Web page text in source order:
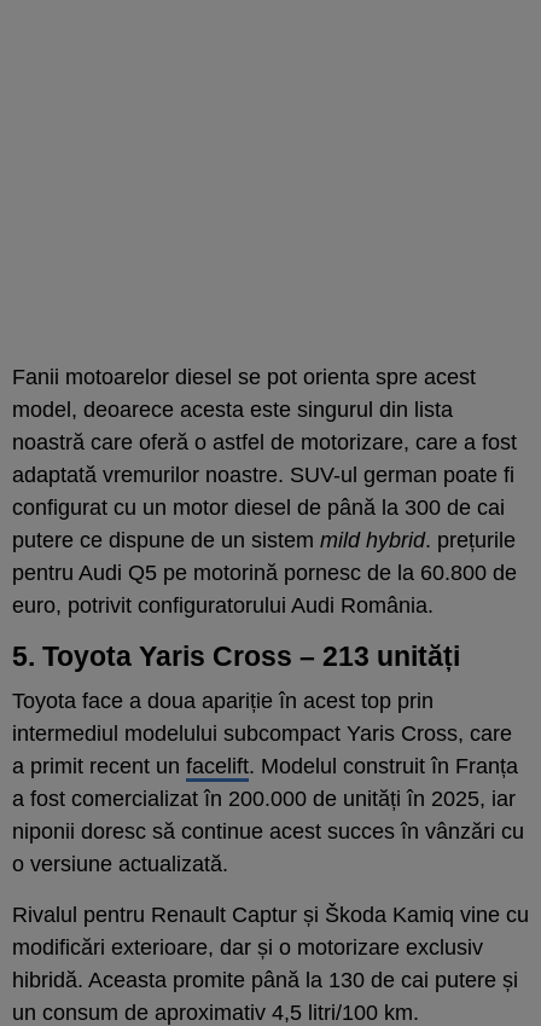
Fanii motoarelor diesel se pot orienta spre acest
model, deoarece acesta este singurul din lista
noastră care oferă o astfel de motorizare, care a fost
adaptată vremurilor noastre. SUV-ul german poate fi
configurat cu un motor diesel de până la 300 de cai
putere ce dispune de un sistem mild hybrid. prețurile
pentru Audi Q5 pe motorină pornesc de la 60.800 de
euro, potrivit configuratorului Audi România.
5. Toyota Yaris Cross – 213 unități
Toyota face a doua apariție în acest top prin
intermediul modelului subcompact Yaris Cross, care
a primit recent un facelift. Modelul construit în Franța
a fost comercializat în 200.000 de unități în 2025, iar
niponii doresc să continue acest succes în vânzări cu
o versiune actualizată.
Rivalul pentru Renault Captur și Škoda Kamiq vine cu
modificări exterioare, dar și o motorizare exclusiv
hibridă. Aceasta promite până la 130 de cai putere și
un consum de aproximativ 4,5 litri/100 km.